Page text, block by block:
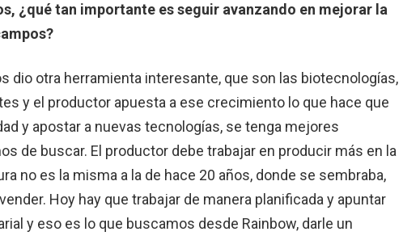
¿qué tan importante es seguir avanzando en mejorar la
dio otra herramienta interesante, que son las biotecnologías,
y el productor apuesta a ese crecimiento lo que hace que
y apostar a nuevas tecnologías, se tenga mejores
de buscar. El productor debe trabajar en producir más en la
no es la misma a la de hace 20 años, donde se sembraba,
Hoy hay que trabajar de manera planificada y apuntar
y eso es lo que buscamos desde Rainbow, darle un